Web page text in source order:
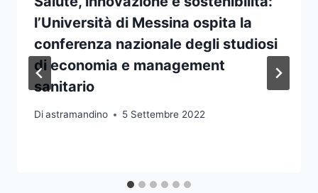
l’Università di Messina ospita la
conferenza nazionale degli studiosi
di economia e management
sanitario
Diastramandino 5 Settembre 2022